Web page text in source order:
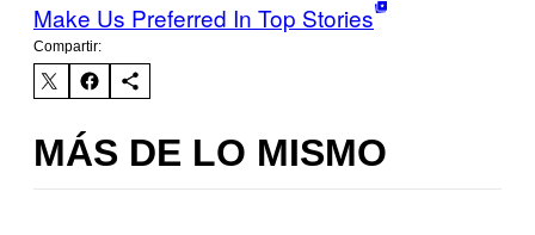
Make Us Preferred In Top Stories
Compartir:
MÁS DE LO MISMO